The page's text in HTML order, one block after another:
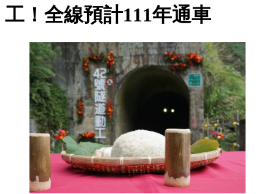
工！全線預計111年通車